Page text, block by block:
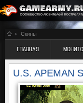
Скины
ГЛАВНАЯ
U.S. APEMAN